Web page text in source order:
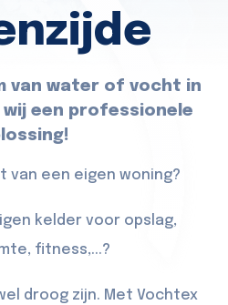
van water of vocht in
wij een professionele
van een eigen woning?
kelder voor opslag,
fitness,...?
droog zijn. Met Vochtex